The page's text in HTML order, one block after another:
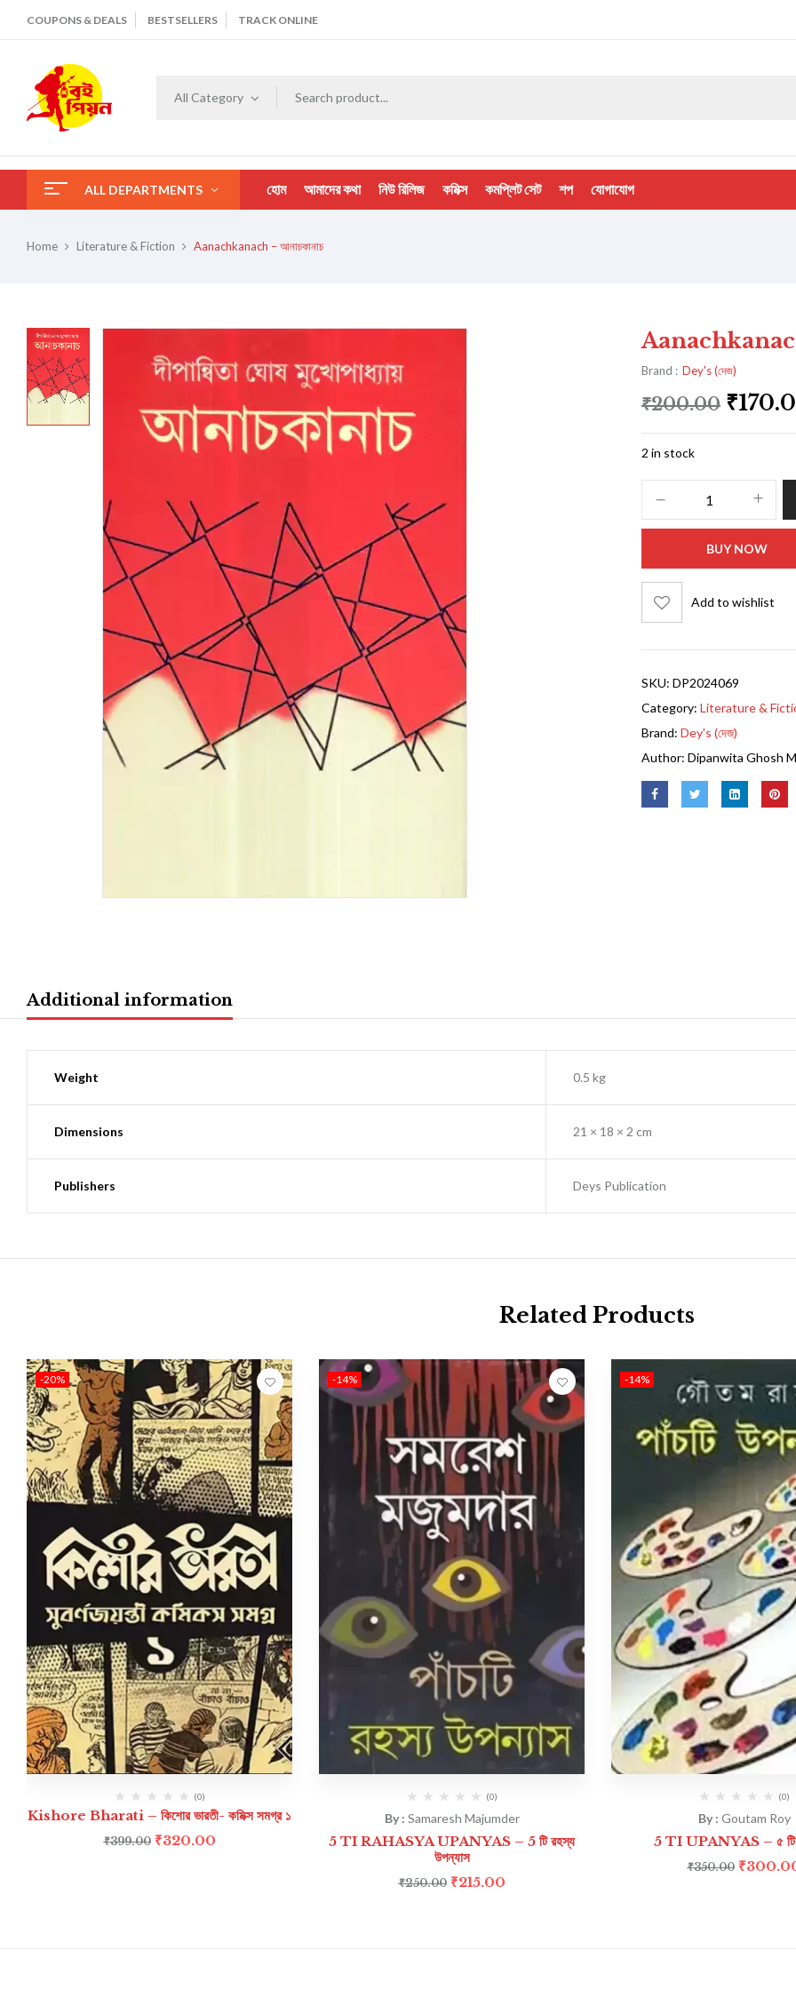
COUPONS & DEALS BESTSELLERS TRACK ONLINE
All Category
ALL DEPARTMENTS হোম আমাদের কথা নিউ রিলিজ কমিক্স কমপ্লিট সেট শপ যোগাযোগ
Home Literature & Fiction Aanachkanach – আনাচকানাচ
Aanachkanach
Brand : Dey's (দেজ)
₹200.00 ₹
2 in stock
BUY NOW
Add to wishlist
SKU: DP2024069
Category: Literature &
Brand: Dey's (দেজ)
Author: Dipanwita Ghosh
Additional information
Weight 0.5 kg
Dimensions 21 × 18 × 2 cm
Publishers Deys Publication
Related Products
-20%
(0)
Kishore Bharati – কিশোর ভারতী- কমিক্স সমগ্র ১
₹399.00 ₹320.00
-14%
(0)
By : Samaresh Majumder
5 TI RAHASYA UPANYAS – 5 টি রহস্য
উপন্যাস
₹250.00 ₹215.00
-14%
(0)
By : Goutam Roy
5 TI UPANYAS – ৫ টি
₹350.00 ₹